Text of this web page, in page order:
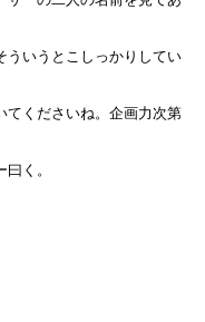
ういうとこしっかりしてい
てくださいね。企画力次第
く。